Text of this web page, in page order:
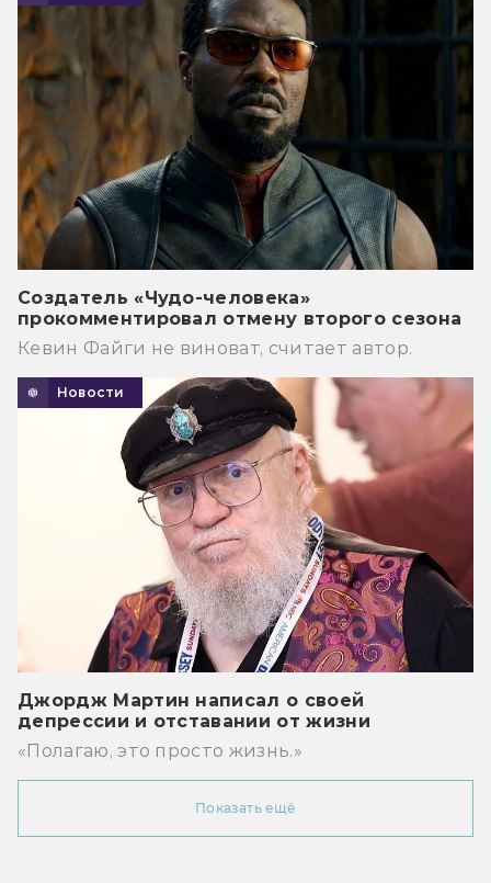
Создатель «Чудо-человека»
прокомментировал отмену второго сезона
Кевин Файги не виноват, считает автор.
Новости
Джордж Мартин написал о своей
депрессии и отставании от жизни
«Полагаю, это просто жизнь.»
Показать ещё